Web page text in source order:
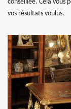
conseillée. Cela vous
vos résultats voulus.